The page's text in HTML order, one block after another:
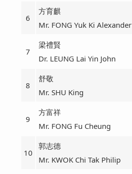
6
方育麒
Mr. FONG Yuk Ki Alexander
7
梁禮賢
Dr. LEUNG Lai Yin John
8
舒敬
Mr. SHU King
9
方富祥
Mr. FONG Fu Cheung
10
郭志德
Mr. KWOK Chi Tak Philip